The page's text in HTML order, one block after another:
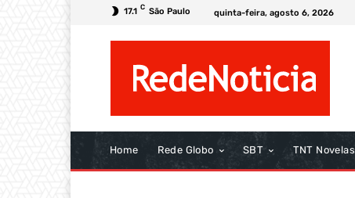
17.1 C São Paulo quinta-feira, agosto 6, 2026
Home Rede Globo SBT TNT Novelas